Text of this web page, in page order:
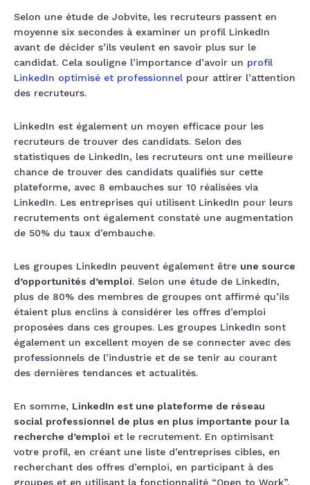
Selon une étude de Jobvite, les recruteurs passent en
moyenne six secondes à examiner un profil LinkedIn
avant de décider s’ils veulent en savoir plus sur le
candidat. Cela souligne l’importance d’avoir un profil
LinkedIn optimisé et professionnel pour attirer l’attention
des recruteurs.
LinkedIn est également un moyen efficace pour les
recruteurs de trouver des candidats. Selon des
statistiques de LinkedIn, les recruteurs ont une meilleure
chance de trouver des candidats qualifiés sur cette
plateforme, avec 8 embauches sur 10 réalisées via
LinkedIn. Les entreprises qui utilisent LinkedIn pour leurs
recrutements ont également constaté une augmentation
de 50% du taux d’embauche.
Les groupes LinkedIn peuvent également être une source
d’opportunités d’emploi. Selon une étude de LinkedIn,
plus de 80% des membres de groupes ont affirmé qu’ils
étaient plus enclins à considérer les offres d’emploi
proposées dans ces groupes. Les groupes LinkedIn sont
également un excellent moyen de se connecter avec des
professionnels de l’industrie et de se tenir au courant
des dernières tendances et actualités.
En somme, LinkedIn est une plateforme de réseau
social professionnel de plus en plus importante pour la
recherche d’emploi et le recrutement. En optimisant
votre profil, en créant une liste d’entreprises cibles, en
recherchant des offres d’emploi, en participant à des
groupes et en utilisant la fonctionnalité “Open to Work”,